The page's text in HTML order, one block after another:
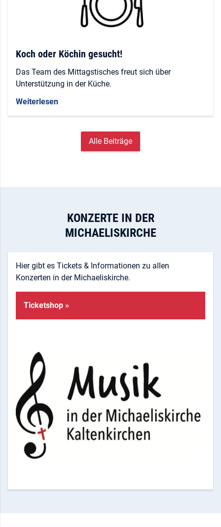
Koch oder Köchin gesucht!
Das Team des Mittagstisches freut sich über
Unterstützung in der Küche.
Weiterlesen
Alle Beiträge
KONZERTE IN DER
MICHAELISKIRCHE
Hier gibt es Tickets & Informationen zu allen
Konzerten in der Michaeliskirche.
Ticketshop